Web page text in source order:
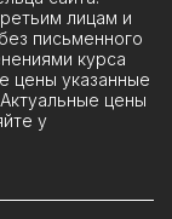
лицам и
письменного
курса
цены указанные
цены
у